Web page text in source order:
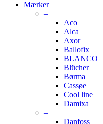
Mærker
–
Aco
Alca
Axor
Ballofix
BLANCO
Blücher
Børma
Cassøe
Cool line
Damixa
–
Danfoss